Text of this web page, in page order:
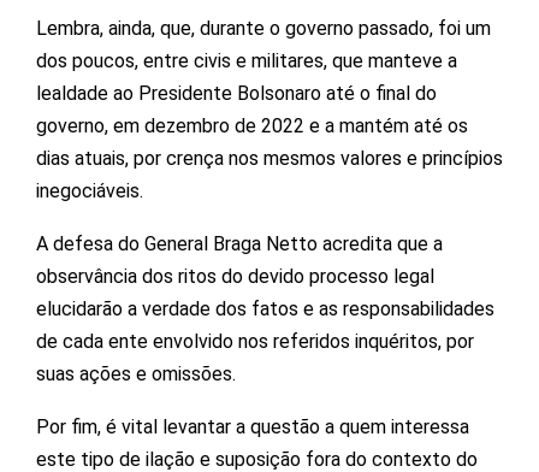
Lembra, ainda, que, durante o governo passado, foi um
dos poucos, entre civis e militares, que manteve a
lealdade ao Presidente Bolsonaro até o final do
governo, em dezembro de 2022 e a mantém até os
dias atuais, por crença nos mesmos valores e princípios
inegociáveis.
A defesa do General Braga Netto acredita que a
observância dos ritos do devido processo legal
elucidarão a verdade dos fatos e as responsabilidades
de cada ente envolvido nos referidos inquéritos, por
suas ações e omissões.
Por fim, é vital levantar a questão a quem interessa
este tipo de ilação e suposição fora do contexto do